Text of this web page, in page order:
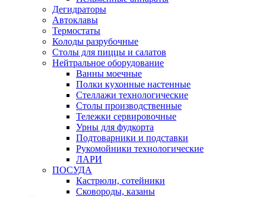
Дегидраторы
Автоклавы
Термостаты
Колоды разрубочные
Столы для пиццы и салатов
Нейтральное оборудование
Ванны моечные
Полки кухонные настенные
Стеллажи технологические
Столы производственные
Тележки сервировочные
Урны для фудкорта
Подтоварники и подставки
Рукомойники технологические
ЛАРИ
ПОСУДА
Кастрюли, сотейники
Сковороды, казаны